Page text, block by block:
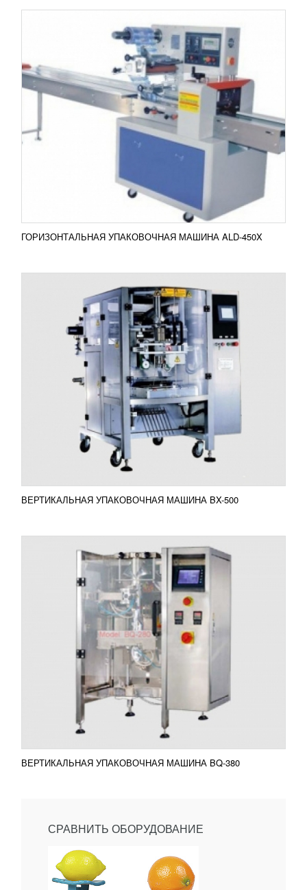
ГОРИЗОНТАЛЬНАЯ УПАКОВОЧНАЯ МАШИНА ALD-450X
ВЕРТИКАЛЬНАЯ УПАКОВОЧНАЯ МАШИНА
BX-500
УЗНАТЬ ЦЕНУ
Выбираете упаковочную машину для своего
производства сыпучих продуктов?
Высокоскоростная вертикальная упаковочная
Добавить в сравнение
ВЕРТИКАЛЬНАЯ УПАКОВОЧНАЯ МАШИНА BX-500
ВЕРТИКАЛЬНАЯ УПАКОВОЧНАЯ МАШИНА
BQ-380
УЗНАТЬ ЦЕНУ
Очень часто развивая свой небольшой бизнес, по
выпуску сыпучих продуктов, производителю
необходим своя небольшая упаковочная машина,
при этом имея...
ПОДРОБНЕЕ
Добавить в сравнение
ВЕРТИКАЛЬНАЯ УПАКОВОЧНАЯ МАШИНА BQ-380
СРАВНИТЬ ОБОРУДОВАНИЕ